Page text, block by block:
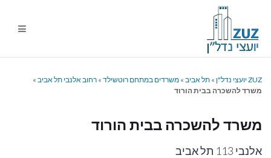
ZUZ יועצי נדל"ן » תל אביב » משרדים במתחם רוטשילד » רחוב אלנבי תל אביב »
משרד להשכרה בבית הורוד
משרד להשכרה בבית הורוד
אלנבי 113 תל אביב